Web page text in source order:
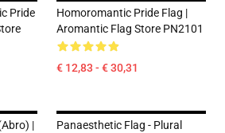
Pride
Homoromantic Pride Flag |
Aromantic Flag Store PN2101
€ 12,83 - € 30,31
|
Panaesthetic Flag - Plural